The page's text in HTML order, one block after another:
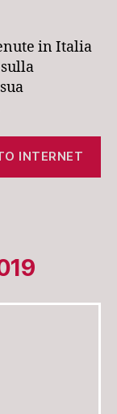
in Italia
INTERNET